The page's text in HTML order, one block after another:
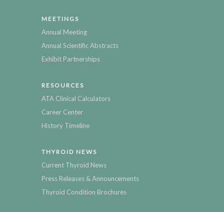
MEETINGS
Annual Meeting
Annual Scientific Abstracts
Exhibit Partnerships
RESOURCES
ATA Clinical Calculators
Career Center
History Timeline
THYROID NEWS
Current Thyroid News
Press Releases & Announcements
Thyroid Condition Brochures